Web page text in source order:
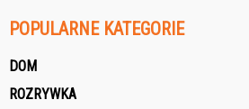
POPULARNE KATEGORIE
DOM
ROZRYWKA